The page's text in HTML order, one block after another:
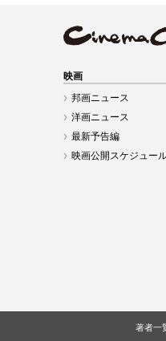
映画
邦画ニュース
洋画ニュース
最新予告編
映画公開スケジュー
著者一